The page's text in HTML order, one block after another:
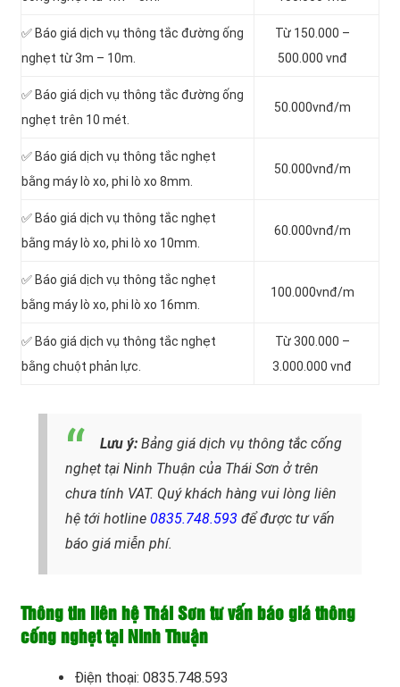
✅ Báo giá dịch vụ thông tắc đường ống
nghẹt từ 3m – 10m.
Từ 150.000 –
500.000 vnđ
✅ Báo giá dịch vụ thông tắc đường ống
nghẹt trên 10 mét.
50.000vnđ/m
✅ Báo giá dịch vụ thông tắc nghẹt
bằng máy lò xo, phi lò xo 8mm.
50.000vnđ/m
✅ Báo giá dịch vụ thông tắc nghẹt
bằng máy lò xo, phi lò xo 10mm.
60.000vnđ/m
✅ Báo giá dịch vụ thông tắc nghẹt
bằng máy lò xo, phi lò xo 16mm.
100.000vnđ/m
✅ Báo giá dịch vụ thông tắc nghẹt
bằng chuột phản lực.
Từ 300.000 –
3.000.000 vnđ
Lưu ý: Bảng giá dịch vụ thông tắc cống
nghẹt tại Ninh Thuận của Thái Sơn ở trên
chưa tính VAT. Quý khách hàng vui lòng liên
hệ tới hotline 0835.748.593 để được tư vấn
báo giá miễn phí.
Thông tin liên hệ Thái Sơn tư vấn báo giá thông
cống nghẹt tại Ninh Thuận
Điện thoại: 0835.748.593